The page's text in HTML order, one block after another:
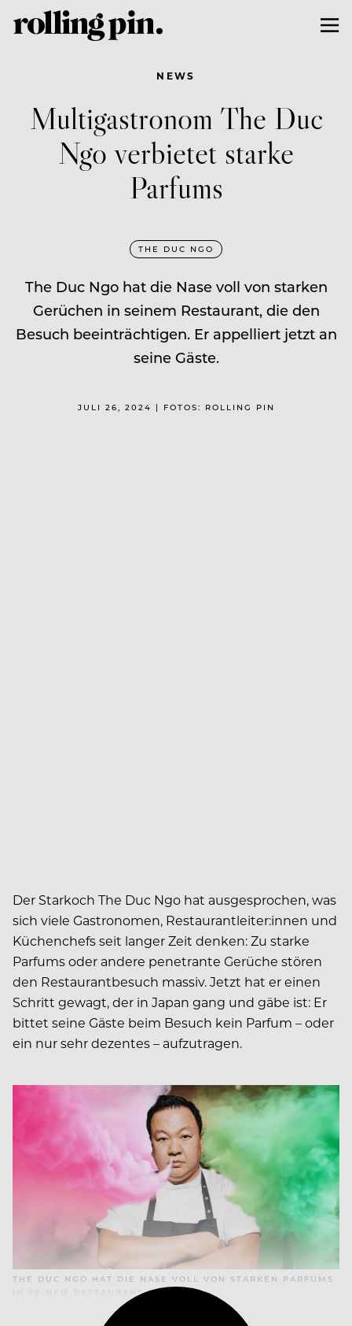
NEWS
Multigastronom The Duc
Ngo verbietet starke
Parfums
THE DUC NGO
The Duc Ngo hat die Nase voll von starken
Gerüchen in seinem Restaurant, die den
Besuch beeinträchtigen. Er appelliert jetzt an
seine Gäste.
JULI 26, 2024 | FOTOS: ROLLING PIN
Der Starkoch The Duc Ngo hat ausgesprochen, was
sich viele Gastronomen, Restaurantleiter:innen und
Küchenchefs seit langer Zeit denken: Zu starke
Parfums oder andere penetrante Gerüche stören
den Restaurantbesuch massiv. Jetzt hat er einen
Schritt gewagt, der in Japan gang und gäbe ist: Er
bittet seine Gäste beim Besuch kein Parfum – oder
ein nur sehr dezentes – aufzutragen.
THE DUC NGO HAT DIE NASE VOLL VON STARKEN PARFUMS
IN SEINEM RESTAURANT.